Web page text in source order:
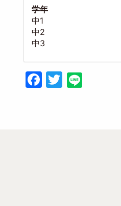
学年
中1
中2
中3
Facebook
Twitter